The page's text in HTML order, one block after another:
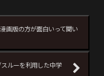
画版の方が面白いって聞い
ルーを利用した中学